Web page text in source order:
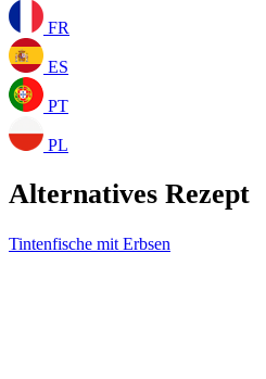
FR
ES
PT
PL
Alternatives Rezept
Tintenfische mit Erbsen